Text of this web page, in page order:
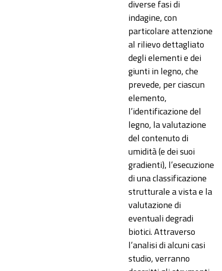
diverse fasi di
indagine, con
particolare attenzione
al rilievo dettagliato
degli elementi e dei
giunti in legno, che
prevede, per ciascun
elemento,
l’identificazione del
legno, la valutazione
del contenuto di
umidità (e dei suoi
gradienti), l’esecuzione
di una classificazione
strutturale a vista e la
valutazione di
eventuali degradi
biotici. Attraverso
l’analisi di alcuni casi
studio, verranno